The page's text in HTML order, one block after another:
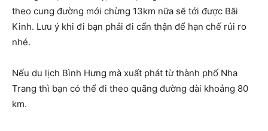
theo cung đường mới chừng 13km nữa sẽ tới được Bãi
Kinh. Lưu ý khi đi bạn phải đi cẩn thận để hạn chế rủi ro
nhé.
Nếu du lịch Bình Hưng mà xuất phát từ thành phố Nha
Trang thì bạn có thể đi theo quãng đường dài khoảng 80
km.